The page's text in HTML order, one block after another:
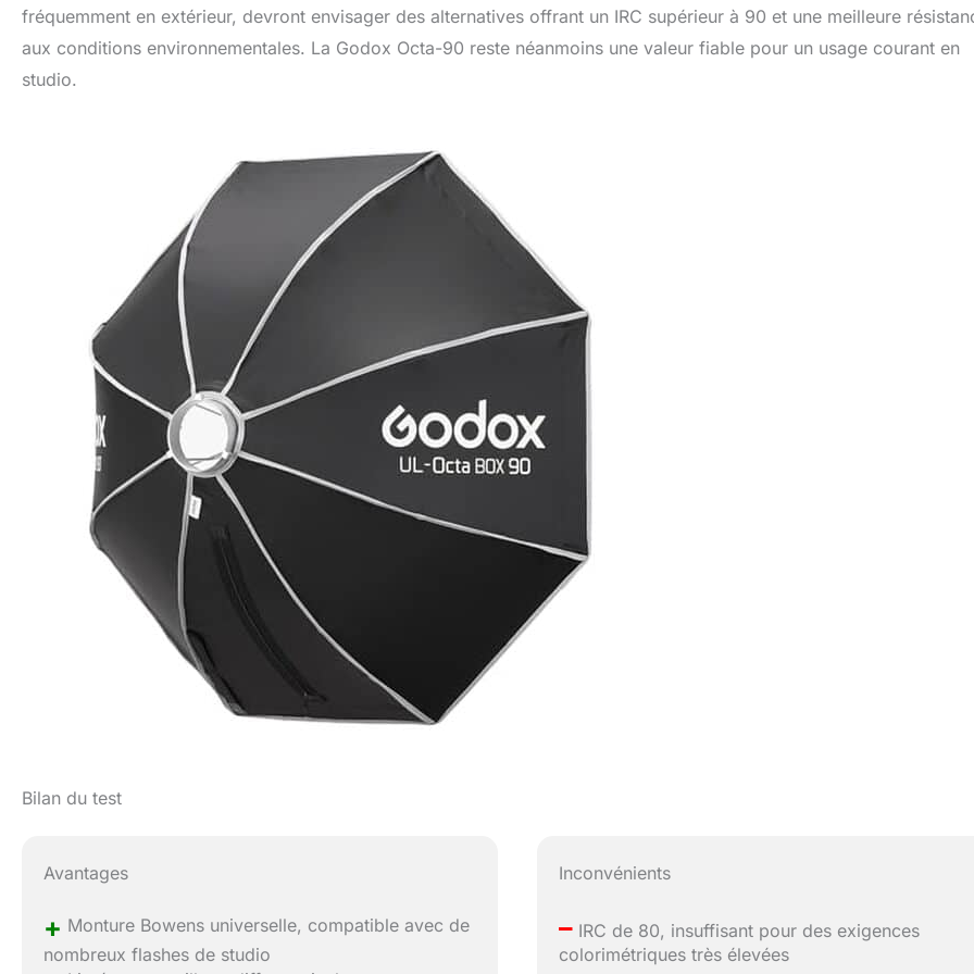
fréquemment en extérieur, devront envisager des alternatives offrant un IRC supérieur à 90 et une meilleure
aux conditions environnementales. La Godox Octa-90 reste néanmoins une valeur fiable pour un usage courant en
studio.
Bilan du test
Avantages
+ Monture Bowens universelle, compatible avec de
nombreux flashes de studio
Inconvénients
– IRC de 80, insuffisant pour des exigences
colorimétriques très élevées